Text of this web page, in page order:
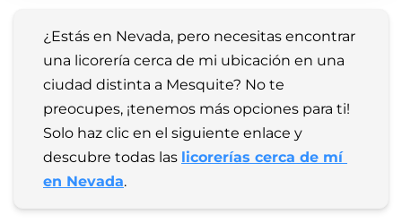
¿Estás en Nevada, pero necesitas encontrar
una licorería cerca de mi ubicación en una
ciudad distinta a Mesquite? No te
preocupes, ¡tenemos más opciones para ti!
Solo haz clic en el siguiente enlace y
descubre todas las licorerías cerca de mí
en Nevada.